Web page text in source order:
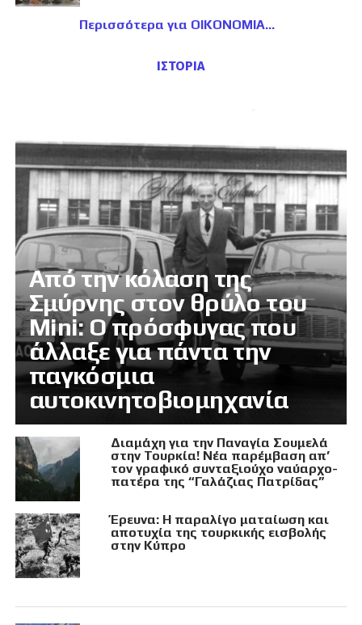
Περισσότερα για ΟΙΚΟΝΟΜΙΑ
ΙΣΤΟΡΙΑ
Από την κόλαση της
Σμύρνης στον θρύλο του
Mini: Ο πρόσφυγας που
άλλαξε για πάντα την
παγκόσμια
αυτοκινητοβιομηχανία
Διαμάχη για την Παναγία Σουμελά
στην Τουρκία! Νέα παρέμβαση απ’
τον γραφικό συνταξιούχο ναύαρχο-
πατέρα της “Γαλάζιας Πατρίδας”
Έρευνα: Η παραλίγο ματαίωση και
αποτυχία της τουρκικής εισβολής
στην Κύπρο